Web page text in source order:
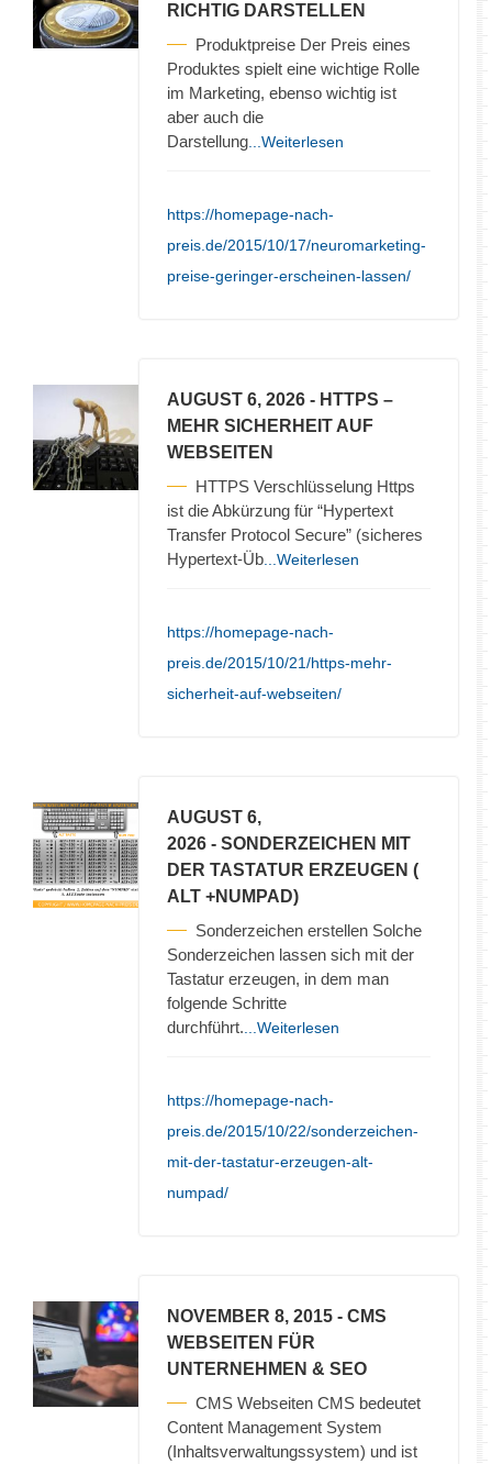
RICHTIG DARSTELLEN
Produktpreise Der Preis eines
Produktes spielt eine wichtige Rolle
im Marketing, ebenso wichtig ist
aber auch die
Darstellung ...Weiterlesen
https://homepage-nach-
preis.de/2015/10/17/neuromarketing-
preise-geringer-erscheinen-lassen/
AUGUST 6, 2026 - HTTPS –
MEHR SICHERHEIT AUF
WEBSEITEN
HTTPS Verschlüsselung Https
ist die Abkürzung für “Hypertext
Transfer Protocol Secure” (sicheres
Hypertext-Üb ...Weiterlesen
https://homepage-nach-
preis.de/2015/10/21/https-mehr-
sicherheit-auf-webseiten/
AUGUST 6,
2026 - SONDERZEICHEN MIT
DER TASTATUR ERZEUGEN (
ALT +NUMPAD)
Sonderzeichen erstellen Solche
Sonderzeichen lassen sich mit der
Tastatur erzeugen, in dem man
folgende Schritte
durchführt. ...Weiterlesen
https://homepage-nach-
preis.de/2015/10/22/sonderzeichen-
mit-der-tastatur-erzeugen-alt-
numpad/
NOVEMBER 8, 2015 - CMS
WEBSEITEN FÜR
UNTERNEHMEN & SEO
CMS Webseiten CMS bedeutet
Content Management System
(Inhaltsverwaltungssystem) und ist